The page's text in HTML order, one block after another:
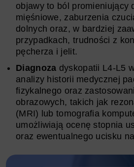
objawy to ból promieniujący
mięśniowe, zaburzenia
dolnych oraz, w bardziej
przypadkach, trudności z
pęcherza i jelit.
Diagnoza dyskopatii L4-L5
analizy historii medycznej
fizykalnego oraz
obrazowych, takich jak
(MRI) lub tomografia
umożliwiają ocenę stopnia
oraz ewentualnego ucisku